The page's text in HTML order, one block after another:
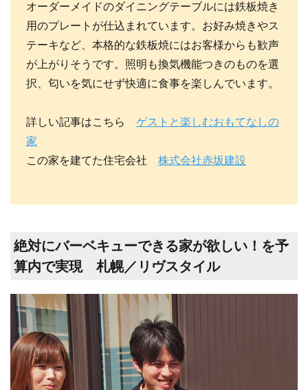
オーダーメイドのダイニングテーブルには鉄板焼き
用のプレートが仕込まれています。お好み焼きやス
テーキなど、本格的な鉄板焼にはお客様からも歓声
が上がりそうです。照明も換気機能つきのものを選
択、匂いを気にせず快適に食事を楽しんでいます。
詳しい記事はこちら ゲストと楽しむおもてなしの
家
この家を建てた住宅会社 株式会社赤坂建設
絶対にバーベキューできる家が欲しい！を予
算内で実現 札幌／リヴスタイル